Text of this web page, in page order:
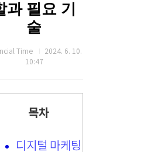
과 필요 기
술
Time
2024. 6. 10.
10:47
목차
디지털 마케팅